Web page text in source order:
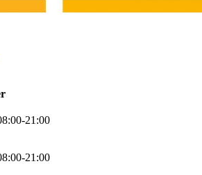
8:00-21 :00
8:00-21 :00